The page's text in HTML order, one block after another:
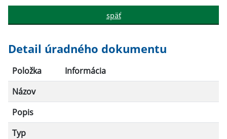
Popis:
Dátum zverejnenia do:
späť
Detail úradného dokumentu
Položka
Informácia
Názov
Popis
Typ